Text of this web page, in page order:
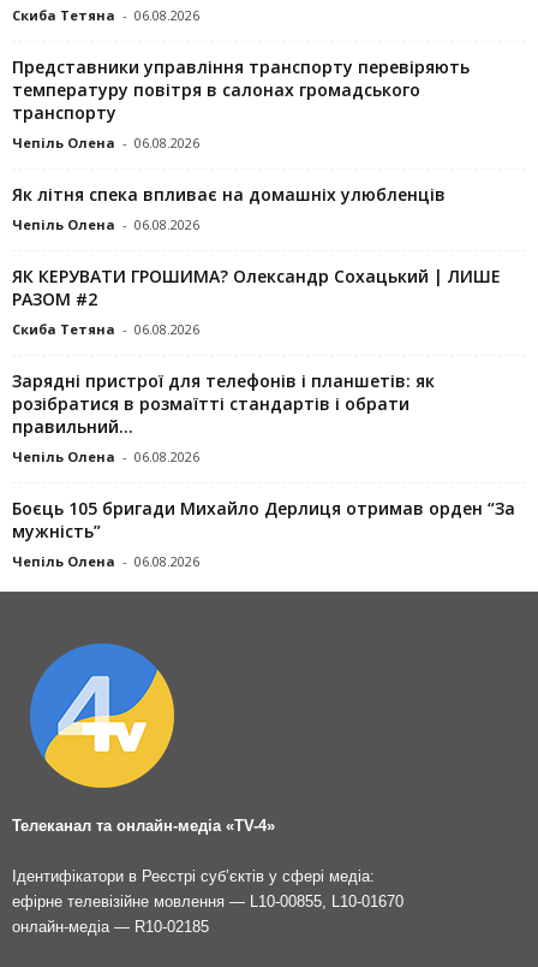
Скиба Тетяна - 06.08.2026
Представники управління транспорту перевіряють
температуру повітря в салонах громадського
транспорту
Чепіль Олена - 06.08.2026
Як літня спека впливає на домашніх улюбленців
Чепіль Олена - 06.08.2026
ЯК КЕРУВАТИ ГРОШИМА? Олександр Сохацький | ЛИШЕ
РАЗОМ #2
Скиба Тетяна - 06.08.2026
Зарядні пристрої для телефонів і планшетів: як
розібратися в розмаїтті стандартів і обрати
правильний...
Чепіль Олена - 06.08.2026
Боєць 105 бригади Михайло Дерлиця отримав орден “За
мужність”
Чепіль Олена - 06.08.2026
Телеканал та онлайн-медіа «TV-4»
Ідентифікатори в Реєстрі суб’єктів у сфері медіа:
ефірне телевізійне мовлення — L10-00855, L10-01670
онлайн-медіа — R10-02185